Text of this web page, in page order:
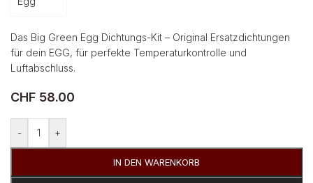
Das Big Green Egg Dichtungs-Kit – Original Ersatzdichtungen
für dein EGG, für perfekte Temperaturkontrolle und
Luftabschluss.
CHF 58.00
- +
IN DEN WARENKORB